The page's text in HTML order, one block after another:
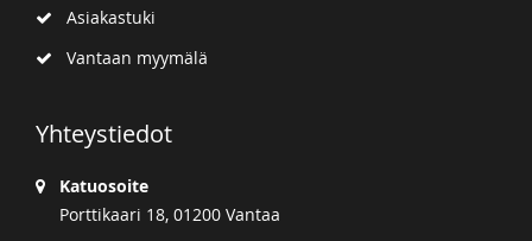
Asiakastuki
Vantaan myymälä
Yhteystiedot
Katuosoite
Porttikaari 18, 01200 Vantaa